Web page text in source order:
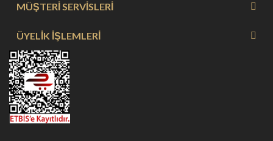
MÜŞTERİ SERVİSLERİ
ÜYELİK İŞLEMLERİ